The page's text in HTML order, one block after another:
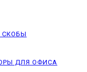
СКОБЫ
ДЛЯ ОФИСА